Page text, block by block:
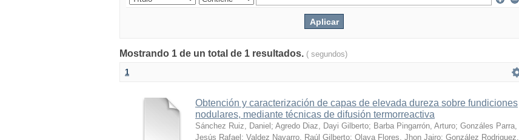
Mostrando 1 de un total de 1 resultados. ( segundos)
1
Obtención y caracterización de capas de elevada dureza sobre fundiciones
nodulares, mediante técnicas de difusión termorreactiva
Sánchez Ruiz, Daniel ; Agredo Diaz, Dayi Gilberto; Barba Pingarrón, Arturo; Gonzáles Parra,
Jesús Rafael ; Valdez Navarro, Raúl Gilberto; Olaya Flores, Jhon Jairo; González Rodriguez,